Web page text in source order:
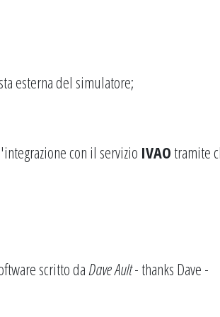
esterna del simulatore;
con il servizio IVAOtramite
scritto daDave Ault- thanks Dave -